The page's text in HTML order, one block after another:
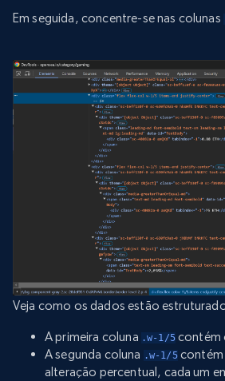
Em seguida, concentre-se nas colunas
Veja como os dados estão
A primeira coluna .w-1/5contém
A segunda coluna .w-1/5contém
alteração percentual, cada um